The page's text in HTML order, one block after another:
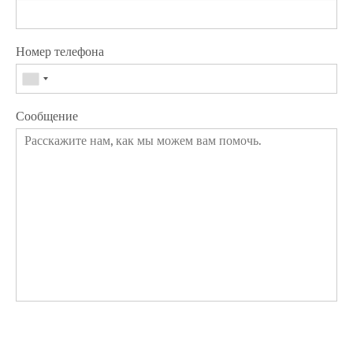
Номер телефона
Сообщение